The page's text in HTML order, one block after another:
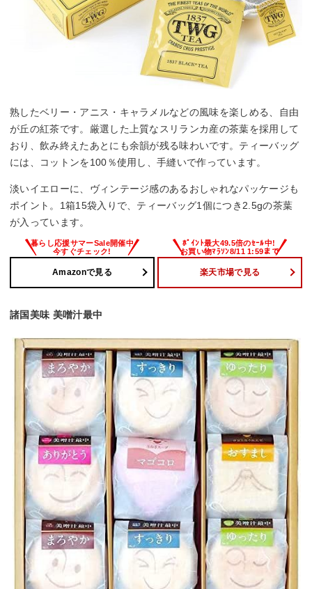
熟したベリー・アニス・キャラメルなどの風味を楽しめる、自由
が丘の紅茶です。厳選した上質なスリランカ産の茶葉を採用して
おり、飲み終えたあとにも余韻が残る味わいです。ティーバッグ
には、コットンを100％使用し、手縫いで作っています。
淡いイエローに、ヴィンテージ感のあるおしゃれなパッケージも
ポイント。1箱15袋入りで、ティーバッグ1個につき2.5gの茶葉
が入っています。
Amazonで見る 楽天市場で見る
諸国美味 美噌汁最中